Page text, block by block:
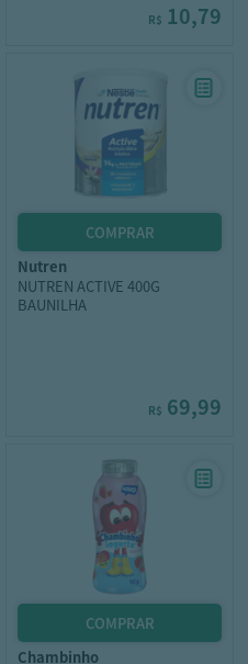
R$ 10,79
nutren
NUTREN ACTIVE 400G
BAUNILHA
R$ 69,99
chambinho